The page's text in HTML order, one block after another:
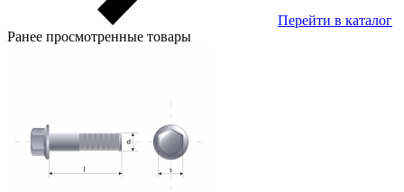
Перейти в каталог
Ранее просмотренные товары